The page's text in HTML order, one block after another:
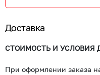
Доставка
СТОИМОСТЬ И УСЛОВИЯ
При оформлении заказа